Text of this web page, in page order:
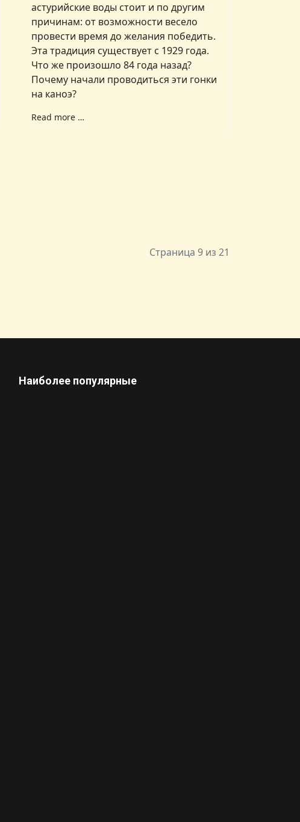
астурийские воды стоит и по другим
причинам: от возможности весело
провести время до желания победить.
Эта традиция существует с 1929 года.
Что же произошло 84 года назад?
Почему начали проводиться эти гонки
на каноэ?
Read more …
Страница 9 из 21
Наиболее популярные